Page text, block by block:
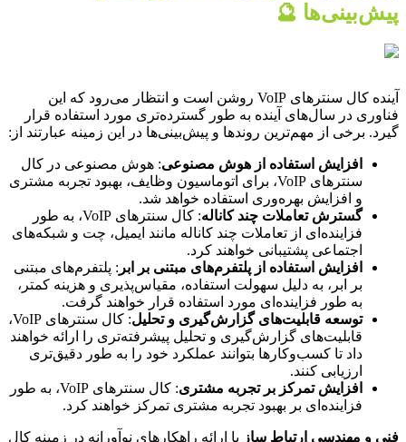
پیش‌بینی‌ها 🔮
آینده کال سنترهای VoIP روشن است و انتظار می‌رود که این
فناوری در سال‌های آینده به طور گسترده‌تری مورد استفاده قرار
گیرد. برخی از مهم‌ترین روندها و پیش‌بینی‌ها در این زمینه عبارتند از:
افزایش استفاده از هوش مصنوعی: هوش مصنوعی در کال
سنترهای VoIP، برای اتوماسیون وظایف، بهبود تجربه مشتری
و افزایش بهره‌وری استفاده خواهد شد.
گسترش تعاملات چند کاناله
: کال سنترهای VoIP، به طور
فزاینده‌ای از تعاملات چند کاناله مانند ایمیل، چت و شبکه‌های
اجتماعی پشتیبانی خواهند کرد.
افزایش استفاده از پلتفرم‌های مبتنی بر ابر : پلتفرم‌های مبتنی
بر ابر، به دلیل سهولت استفاده، مقیاس‌پذیری و هزینه کمتر،
به طور فزاینده‌ای مورد استفاده قرار خواهند گرفت.
توسعه قابلیت‌های گزارش‌گیری و تحلیل
: کال سنترهای VoIP،
قابلیت‌های گزارش‌گیری و تحلیل پیشرفته‌تری را ارائه خواهند
داد تا کسب‌وکارها بتوانند عملکرد خود را به طور دقیق‌تری
ارزیابی کنند.
افزایش تمرکز بر تجربه مشتری
: کال سنترهای VoIP، به طور
فزاینده‌ای بر بهبود تجربه مشتری تمرکز خواهند کرد.
فنی و مهندسی ارتباط ساز با ارائه راهکارهای نوآورانه در زمینه کال